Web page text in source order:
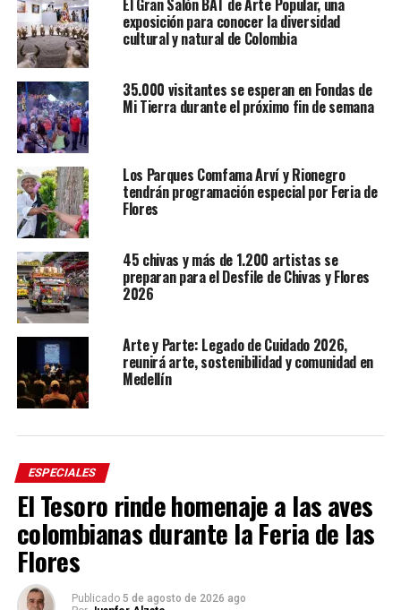
El Gran Salón BAT de Arte Popular, una
exposición para conocer la diversidad
cultural y natural de Colombia
35.000 visitantes se esperan en Fondas de
Mi Tierra durante el próximo fin de semana
Los Parques Comfama Arví y Rionegro
tendrán programación especial por Feria de
Flores
45 chivas y más de 1.200 artistas se
preparan para el Desfile de Chivas y Flores
2026
Arte y Parte: Legado de Cuidado 2026,
reunirá arte, sostenibilidad y comunidad en
Medellín
ESPECIALES
El Tesoro rinde homenaje a las aves
colombianas durante la Feria de las
Flores
Publicado 5 de agosto de 2026 ago